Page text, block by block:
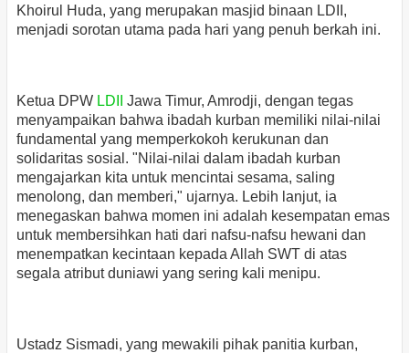
Khoirul Huda, yang merupakan masjid binaan LDII,
menjadi sorotan utama pada hari yang penuh berkah ini.
Ketua DPW LDII
Jawa Timur, Amrodji, dengan tegas
menyampaikan bahwa ibadah kurban memiliki nilai-nilai
fundamental yang memperkokoh kerukunan dan
solidaritas sosial. "Nilai-nilai dalam ibadah kurban
mengajarkan kita untuk mencintai sesama, saling
menolong, dan memberi," ujarnya. Lebih lanjut, ia
menegaskan bahwa momen ini adalah kesempatan emas
untuk membersihkan hati dari nafsu-nafsu hewani dan
menempatkan kecintaan kepada Allah SWT di atas
segala atribut duniawi yang sering kali menipu.
Ustadz Sismadi, yang mewakili pihak panitia kurban,